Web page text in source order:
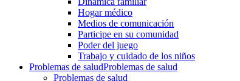
Hogar médico
Medios de comunicación
Participe en su comunidad
Poder del juego
Trabajo y cuidado de los niños
Problemas de saludProblemas de salud
Problemas de salud